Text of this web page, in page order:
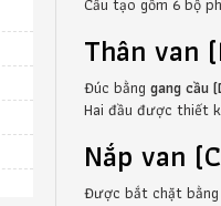
Thân van
Đúc bằng gang cầu
Hai đầu được thiết
Nắp van
Được bắt chặt